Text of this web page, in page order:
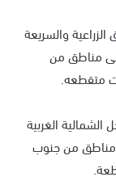
والسريعة
مناطق من
متقطعه.
الغربية
مناطق من جنوب